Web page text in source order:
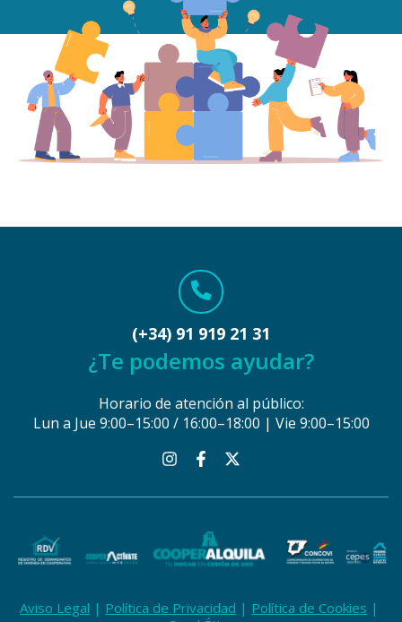
(+34) 91 919 21 31
¿Te podemos ayudar?
Horario de atención al público:
Lun a Jue 9:00–15:00 / 16:00–18:00 | Vie 9:00–15:00
Aviso Legal Política de Privacidad
Política de Cookies